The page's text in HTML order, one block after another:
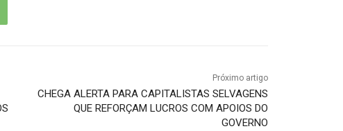
Próximo artigo
CHEGA ALERTA PARA CAPITALISTAS SELVAGENS
QUE REFORÇAM LUCROS COM APOIOS DO
GOVERNO